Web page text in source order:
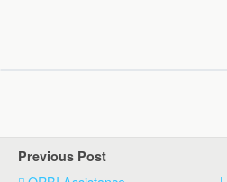
Previous Post